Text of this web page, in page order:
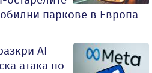
паркове в Европа
AI
атака по